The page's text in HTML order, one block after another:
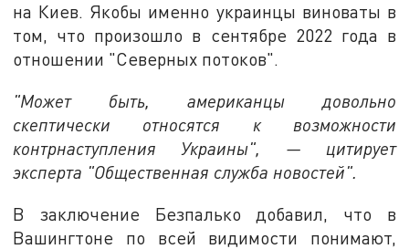
на Киев. Якобы именно украинцы виноваты в
том, что произошло в сентябре 2022 года в
отношении "Северных потоков".
"Может быть, американцы довольно
скептически относятся к возможности
контрнаступления Украины", — цитирует
эксперта "Общественная служба новостей".
В заключение Безпалько добавил, что в
Вашингтоне по всей видимости понимают,